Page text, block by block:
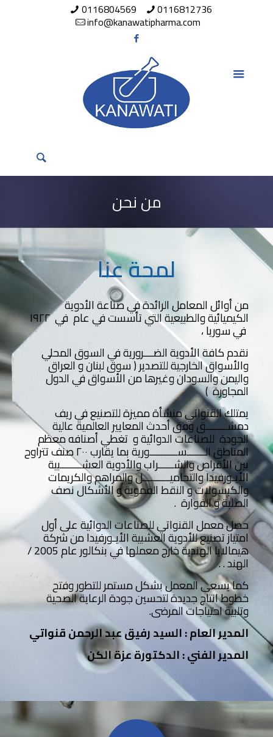
0116804569 0116812736
info@kanawatipharma.com
من نحن
لمحة عنا
من أوائل المعامل الرائدة في صناعة الأدوية
الكيميائية والطبيعية التي تأسست في عام في ١٩٢٢
في سوريا ،
نقدم كافة الأدوية الضـــرورية في السوق المحلي
والأسواق الخارجية للتصدير ( سوق لبنان و العراق
واليمن والسودان وغيرها من الأسواق في الدول
المجاورة )
يمتلك القنواتي منشأة مميزة للتصنيع في ريف
دمشـــــــق وفق أحدث المعايير العالمية عالية
الجودة للصناعات الدوائية و تغطي أصنافه معظم
المناطق الــــــســـــــــورية بما يقارب ٢٠٠ صنف تتراوح
بين الأقراص والشـــــراب والأدوية العشـــــــبية
الأيـورفيدا والتحاميـــــــــل والمراهم والكريمات
والكبسولات و النقط الفموية و الأشكال نصف
الصلبة و الفوارة .
حصل معمل القنواتي للصناعات الدوائية على أول
امتياز تصنيع للأدوية العشبية الأيـورفيدا من شركة
هيمالايا الهندية خارج معملها في بنكالور عام 2005 /
الهند . .
كما يسعى المعمل بشكل مستمر للتطور وفتح
خطوط انتاج جديدة لتحسين جودة الرعاية الصحية
وتلبية احتياجات المرضى.
المدير العام : السيد رفيق عبد الرحمن قنواتي
المدير الفني : الدكتورة عزة الكن